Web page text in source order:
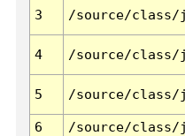
3 /source/class/
4 /source/class/
5 /source/class/
6 /source/class/